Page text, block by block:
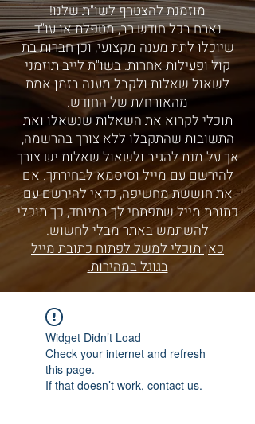
מוזמנת להצטרף לשו"ת שלנו!
נארח בכל חודש רב, מטפלת או עו"ד
שיוכלו לתת מענה מקצועי, וכן חברות בת
קול ופעילות אחרות. בשו"ת לייב תוזמני
לשאול שאלות ולקבל מענה בזמן אמת
מהאורח/ת של החודש.
תוכלי לקרוא את השאלות שנשאלו ואת
התשובות שהתקבלו ללא צורך בהרשמה,
אך על מנת להגיב ולשאול שאלות יש צורך
להירשם עם מייל וסיסמא לבחירתך. אם
את חוששת מחשיפה, כדאי להירשם עם
כתובת מייל שתפתחי לך במיוחד, כך תוכלי
להשתמש באתר מבלי לחשוש.
כאן תוכלי למשל לפתוח כתובת מייל
בגוגל במהירות.
Widget Didn’t Load
Check your internet and refresh
this page.
If that doesn’t work, contact us.